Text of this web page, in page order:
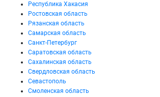
Республика Хакасия
Ростовская область
Рязанская область
Самарская область
Санкт-Петербург
Саратовская область
Сахалинская область
Свердловская область
Севастополь
Смоленская область